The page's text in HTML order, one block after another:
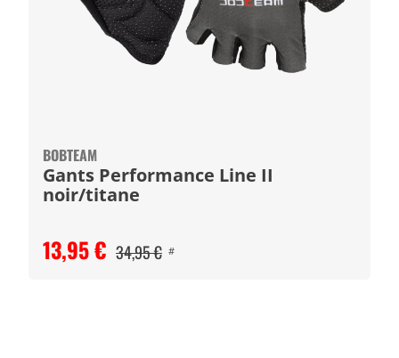
BOBTEAM
Gants Performance Line II
noir/titane
13,95 € 34,95 € #